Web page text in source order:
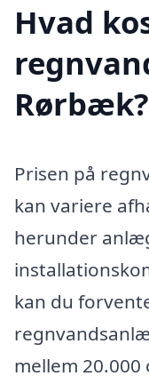
Hvad
Rørbæk?
Prisen på
kan variere
herunder
kan du
mellem 20.000